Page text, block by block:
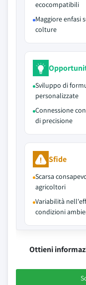
ecocompatibili
Maggiore enfasi
colture
Sviluppo di
personalizzate
Connessione
di precisione
Sfide
Scarsa
agricoltori
Variabilità
condizioni
Ottieni